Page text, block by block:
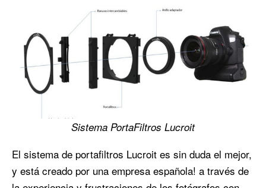
Sistema PortaFiltros Lucroit
El sistema de portafiltros Lucroit es sin duda el mejor,
y está creado por una empresa española! a través de